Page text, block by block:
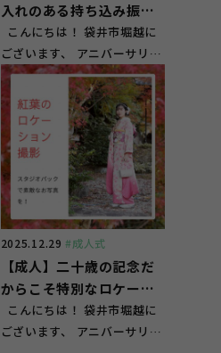
入れのある持ち込み振袖
をお嬢様らしく♪【袋井
市長溝】
こんにちは！ 袋井市堀越に
ございます、 アニバーサリー
スタジオ ガーネット袋井店
です！ ...
2025.12.29#成人式
【成人】二十歳の記念だ
からこそ特別なロケーシ
ョン撮影！【御前崎】
こんにちは！ 袋井市堀越に
ございます、 アニバーサリー